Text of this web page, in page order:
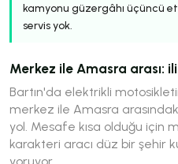
kamyonu güzergâhı üçüncü
servis yok.
Merkez ile Amasra arası:
Bartın'da elektrikli
merkez ile Amasra
yol. Mesafe kısa olduğu için
karakteri aracı düz bir şehir
yoruyor.